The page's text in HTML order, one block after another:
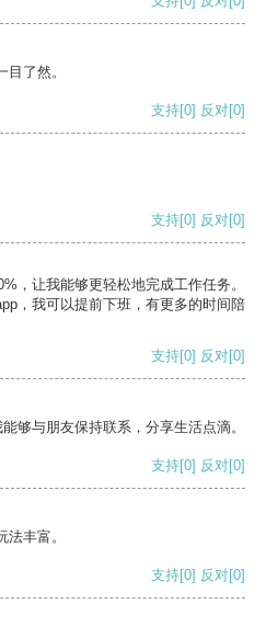
了然。
支持[0] 反对[0]
支持[0] 反对[0]
，让我能够更轻松地完成工作任务。
，我可以提前下班，有更多的时间陪
支持[0] 反对[0]
够与朋友保持联系，分享生活点滴。
支持[0] 反对[0]
丰富。
支持[0] 反对[0]